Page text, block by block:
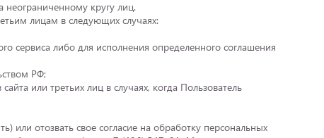
кругу лиц.
лицам в следующих случаях:
сервиса либо для исполнения определенного соглашения
РФ;
или третьих лиц в случаях, когда Пользователь
или отозвать свое согласие на обработку персональных